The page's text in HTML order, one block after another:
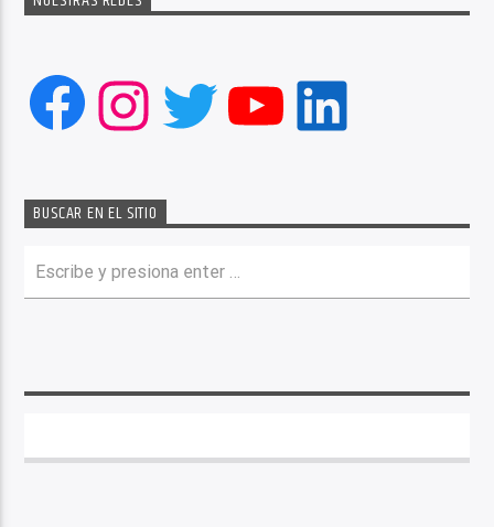
Facebook
Instagram
Twitter
YouTube
LinkedIn
BUSCAR EN EL SITIO